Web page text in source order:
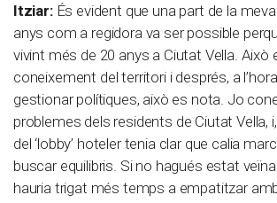
Itziar:És evident que una part de la
anys com a regidora va ser possible
vivint més de 20 anys a Ciutat Vella. Això
coneixement del territori i després, a
gestionar polítiques, això es nota. Jo
problemes dels residents de Ciutat Vella,
del ‘lobby’ hoteler tenia clar que calia
buscar equilibris. Si no hagués estat veïna
hauria trigat més temps a empatitzar